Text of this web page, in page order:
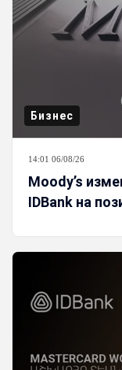
Бизнес
14:01 06/08/26
Moody’s
IDBank на